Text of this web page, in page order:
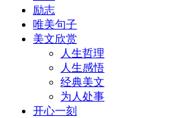
励志
唯美句子
美文欣赏
人生哲理
人生感悟
经典美文
为人处事
开心一刻